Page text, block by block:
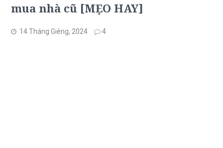
mua nhà cũ [MẸO HAY]
14 Tháng Giêng, 2024 4